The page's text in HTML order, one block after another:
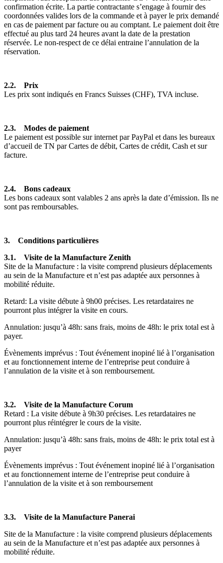
confirmation écrite. La partie contractante s’engage à fournir des
coordonnées valides lors de la commande et à payer le prix demandé
en cas de paiement par facture ou au comptant. Le paiement doit être
effectué au plus tard 24 heures avant la date de la prestation
réservée. Le non-respect de ce délai entraine l’annulation de la
réservation.
2.2. Prix
Les prix sont indiqués en Francs Suisses (CHF), TVA incluse.
2.3. Modes de paiement
Le paiement est possible sur internet par PayPal et dans les bureaux
d’accueil de TN par Cartes de débit, Cartes de crédit, Cash et sur
facture.
2.4. Bons cadeaux
Les bons cadeaux sont valables 2 ans après la date d’émission. Ils ne
sont pas remboursables.
3. Conditions particulières
3.1. Visite de la Manufacture Zenith
Site de la Manufacture : la visite comprend plusieurs déplacements
au sein de la Manufacture et n’est pas adaptée aux personnes à
mobilité réduite.
Retard: La visite débute à 9h00 précises. Les retardataires ne
pourront plus intégrer la visite en cours.
Annulation: jusqu’à 48h: sans frais, moins de 48h: le prix total est à
payer.
Évènements imprévus : Tout événement inopiné lié à l’organisation
et au fonctionnement interne de l’entreprise peut conduire à
l’annulation de la visite et à son remboursement.
3.2. Visite de la Manufacture Corum
Retard : La visite débute à 9h30 précises. Les retardataires ne
pourront plus réintégrer le cours de la visite.
Annulation: jusqu’à 48h: sans frais, moins de 48h: le prix total est à
payer
Évènements imprévus : Tout événement inopiné lié à l’organisation
et au fonctionnement interne de l’entreprise peut conduire à
l’annulation de la visite et à son remboursement
3.3. Visite de la Manufacture Panerai
Site de la Manufacture : la visite comprend plusieurs déplacements
au sein de la Manufacture et n’est pas adaptée aux personnes à
mobilité réduite.